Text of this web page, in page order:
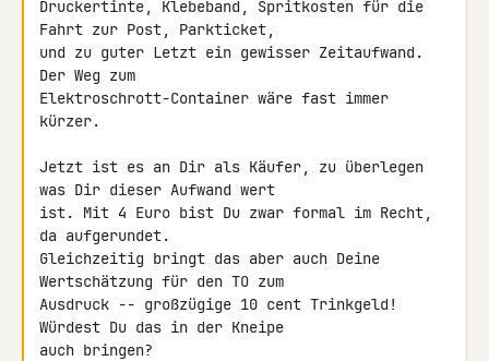
Druckertinte, Klebeband, Spritkosten für die
Fahrt zur Post, Parkticket,
und zu guter Letzt ein gewisser Zeitaufwand.
Der Weg zum
Elektroschrott-Container wäre fast immer
kürzer.
Jetzt ist es an Dir als Käufer, zu überlegen
was Dir dieser Aufwand wert
ist. Mit 4 Euro bist Du zwar formal im Recht,
da aufgerundet.
Gleichzeitig bringt das aber auch Deine
Wertschätzung für den TO zum
Ausdruck -- großzügige 10 cent Trinkgeld!
Würdest Du das in der Kneipe
auch bringen?